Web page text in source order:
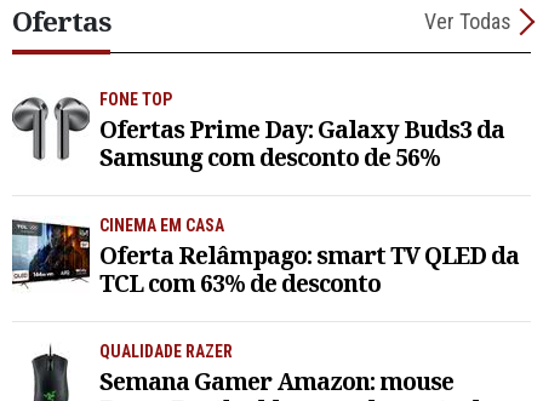
Ofertas Ver Todas
FONE TOP
Ofertas Prime Day: Galaxy Buds3 da
Samsung com desconto de 56%
CINEMA EM CASA
Oferta Relâmpago: smart TV QLED da
TCL com 63% de desconto
QUALIDADE RAZER
Semana Gamer Amazon: mouse